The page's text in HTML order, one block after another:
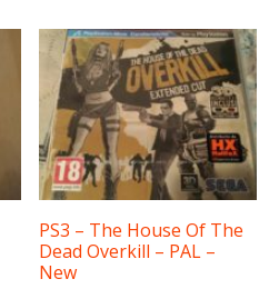
PS3 – The House Of The
Dead Overkill – PAL –
New